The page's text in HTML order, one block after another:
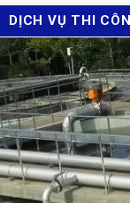
DỊCH VỤ THI